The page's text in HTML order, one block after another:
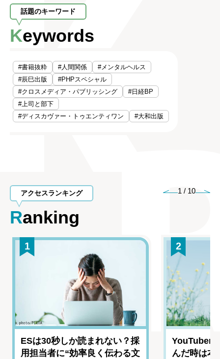
話題のキーワード
Keywords
#書籍抜粋 #人間関係
#メンタルヘルス
#辰巳出版
#PHPスペシャル
#クロスメディア・パブリッシング
#日経BP
#上司と部下
#ディスカヴァー・トゥエンティワン
#大和出版
アクセスランキング
Ranking
1 / 10
1
ESは30秒しか読まれない？採
用担当者に“効率良く伝わる文
2
YouTuber
んだ時は